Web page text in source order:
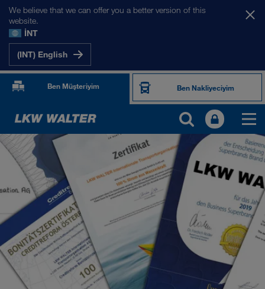
We believe that we can offer you a better version of this
website.
İNT
(INT) English
Ben Müşteriyim Ben Nakliyeciyim
HAKKIMIZDA
Şirket bilgileri
SHEQ-yönetimi
Sosyal sorumluluk
Sertifikalar